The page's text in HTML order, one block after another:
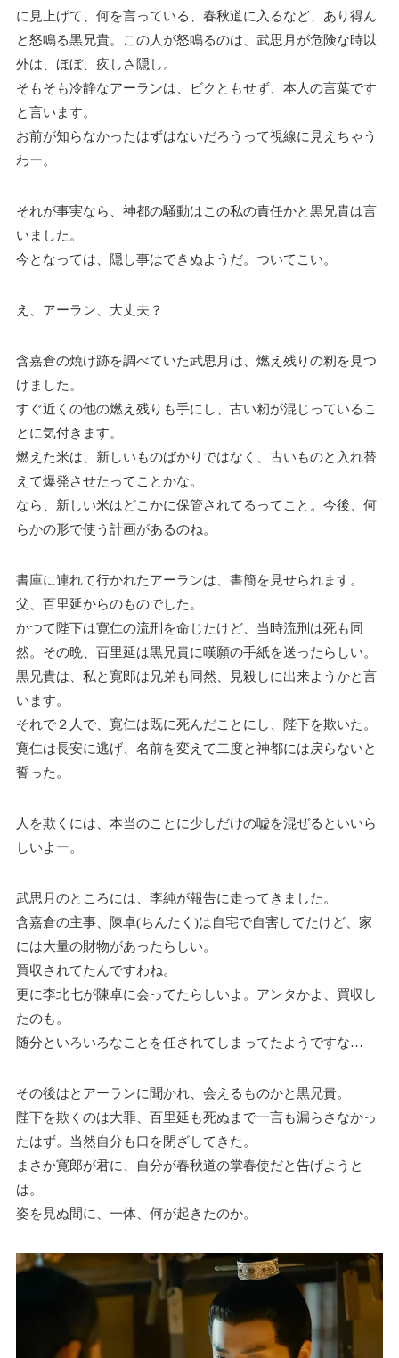
に見上げて、何を言っている、春秋道に入るなど、あり得ん
と怒鳴る黒兄貴。この人が怒鳴るのは、武思月が危険な時以
外は、ほぼ、疚しさ隠し。
そもそも冷静なアーランは、ビクともせず、本人の言葉です
と言います。
お前が知らなかったはずはないだろうって視線に見えちゃう
わー。
それが事実なら、神都の騒動はこの私の責任かと黒兄貴は言
いました。
今となっては、隠し事はできぬようだ。ついてこい。
え、アーラン、大丈夫？
含嘉倉の焼け跡を調べていた武思月は、燃え残りの籾を見つ
けました。
すぐ近くの他の燃え残りも手にし、古い籾が混じっているこ
とに気付きます。
燃えた米は、新しいものばかりではなく、古いものと入れ替
えて爆発させたってことかな。
なら、新しい米はどこかに保管されてるってこと。今後、何
らかの形で使う計画があるのね。
書庫に連れて行かれたアーランは、書簡を見せられます。
父、百里延からのものでした。
かつて陛下は寛仁の流刑を命じたけど、当時流刑は死も同
然。その晩、百里延は黒兄貴に嘆願の手紙を送ったらしい。
黒兄貴は、私と寛郎は兄弟も同然、見殺しに出来ようかと言
います。
それで２人で、寛仁は既に死んだことにし、陛下を欺いた。
寛仁は長安に逃げ、名前を変えて二度と神都には戻らないと
誓った。
人を欺くには、本当のことに少しだけの嘘を混ぜるといいら
しいよー。
武思月のところには、李純が報告に走ってきました。
含嘉倉の主事、陳卓(ちんたく)は自宅で自害してたけど、家
には大量の財物があったらしい。
買収されてたんですわね。
更に李北七が陳卓に会ってたらしいよ。アンタかよ、買収し
たのも。
随分といろいろなことを任されてしまってたようですな…
その後はとアーランに聞かれ、会えるものかと黒兄貴。
陛下を欺くのは大罪、百里延も死ぬまで一言も漏らさなかっ
たはず。当然自分も口を閉ざしてきた。
まさか寛郎が君に、自分が春秋道の掌春使だと告げようと
は。
姿を見ぬ間に、一体、何が起きたのか。